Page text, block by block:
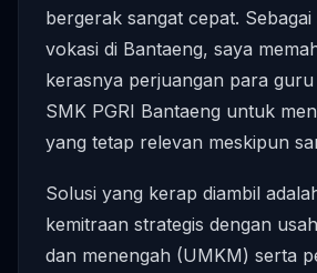
bergerak sangat cepat. Sebagai
vokasi di Bantaeng, saya
kerasnya perjuangan para
SMK PGRI Bantaeng untuk
yang tetap relevan meskipun
Solusi yang kerap diambil
kemitraan strategis dengan
dan menengah (UMKM) serta